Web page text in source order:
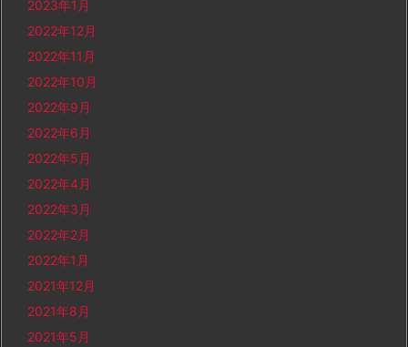
2023年1月
2022年12月
2022年11月
2022年10月
2022年9月
2022年6月
2022年5月
2022年4月
2022年3月
2022年2月
2022年1月
2021年12月
2021年8月
2021年5月